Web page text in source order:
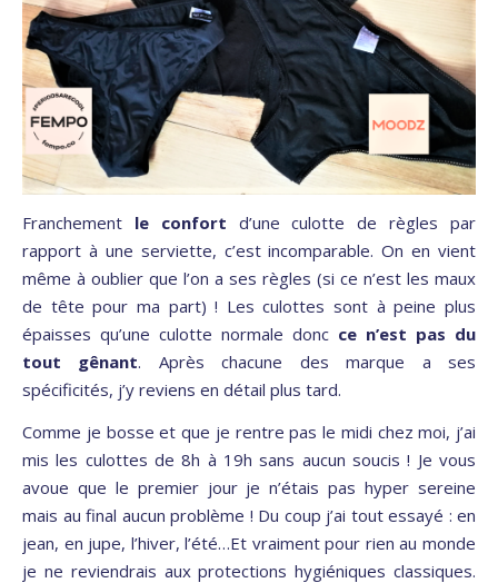
Franchement le confort d’une culotte de règles par
rapport à une serviette, c’est incomparable. On en vient
même à oublier que l’on a ses règles (si ce n’est les maux
de tête pour ma part) ! Les culottes sont à peine plus
épaisses qu’une culotte normale donc ce n’est pas du
tout gênant. Après chacune des marque a ses
spécificités, j’y reviens en détail plus tard.
Comme je bosse et que je rentre pas le midi chez moi, j’ai
mis les culottes de 8h à 19h sans aucun soucis ! Je vous
avoue que le premier jour je n’étais pas hyper sereine
mais au final aucun problème ! Du coup j’ai tout essayé : en
jean, en jupe, l’hiver, l’été…Et vraiment pour rien au monde
je ne reviendrais aux protections hygiéniques classiques.